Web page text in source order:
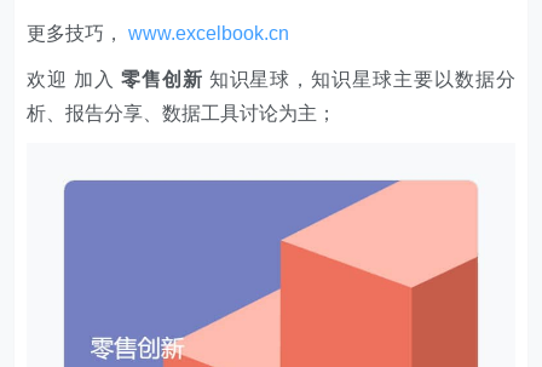
更多技巧，www.excelbook.cn
欢迎 加入 零售创新 知识星球，知识星球主要以数据分
析、报告分享、数据工具讨论为主；